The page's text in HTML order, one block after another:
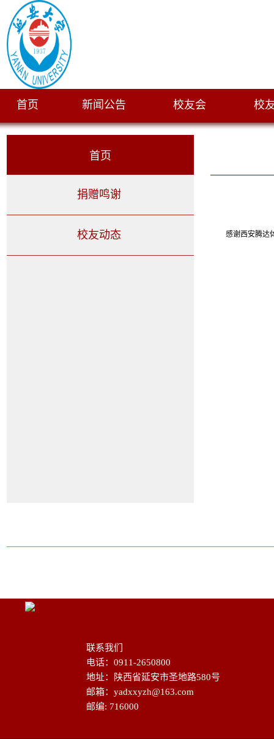
首页 新闻公告 校友会 校
首页
捐赠鸣谢
校友动态 感谢西安腾达
联系我们
电话：0911-2650800
地址：陕西省延安市圣地路580号
邮箱：yadxxyzh@163.com
邮编: 716000